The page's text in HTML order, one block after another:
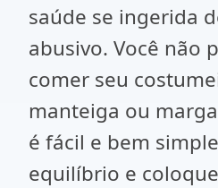
saúde se ingerida
abusivo. Você não
comer seu
manteiga ou
é fácil e bem
equilíbrio e